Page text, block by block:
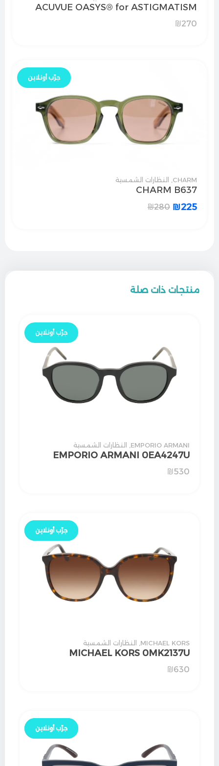
ACUVUE OASYS® for ASTIGMATISM
₪270
CHARM النظارات الشمسية
CHARM B637
₪280 ₪225
جرّب أونلاين
منتجات ذات صلة
EMPORIO ARMANI
, النظارات الشمسية
EMPORIO ARMANI 0EA4247U
₪530
جرّب أونلاين
MICHAEL KORS
, النظارات الشمسية
MICHAEL KORS 0MK2137U
₪630
جرّب أونلاين
جرّب أونلاين
جرّب أونلاين
جرّب أونلاين